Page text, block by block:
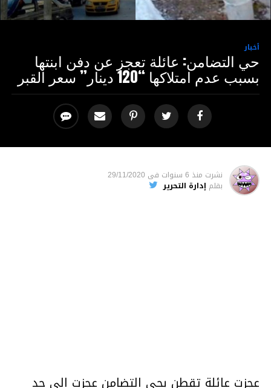
أخبار
حي التضامن: عائلة تعجز عن دفن ابنتها
بسبب عدم امتلاكها “120 دينار” سعر القبر‎
نشرت منذ 6 سنوات فى 29/11/2020
بقلم إدارة التحرير
عجزت عائلة تقطن بحي التضامن عجزت الي حد